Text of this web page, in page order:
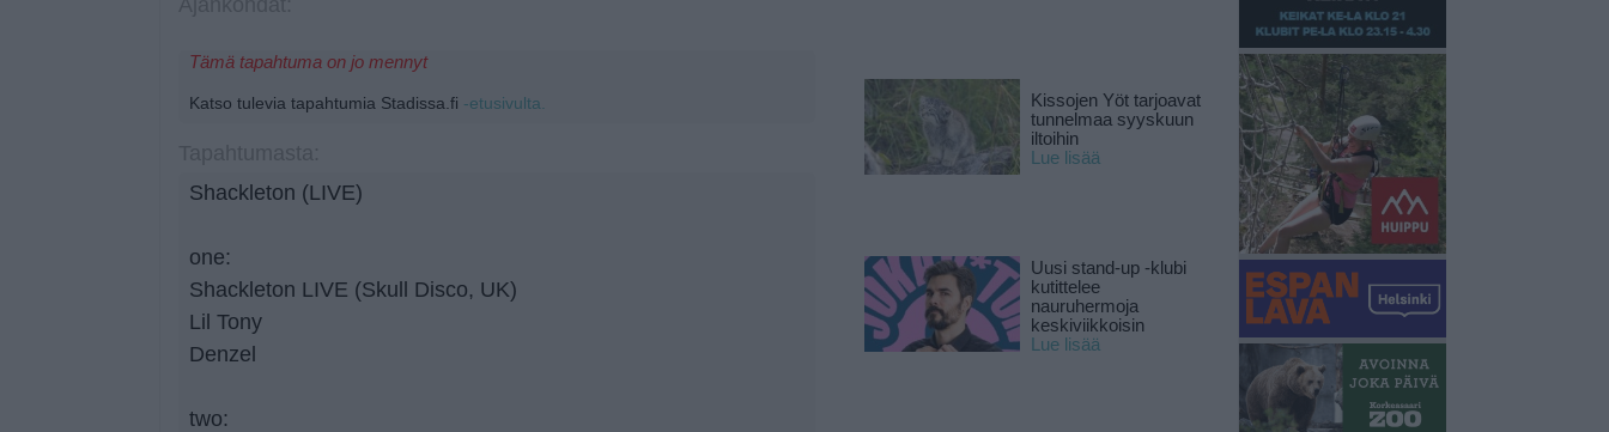
Tämä tapahtuma on jo mennyt
Katso tulevia tapahtumia Stadissa.fi -etusivulta.
Shackleton (LIVE)
one:
Shackleton LIVE (Skull Disco, UK)
Lil Tony
Denzel
two:
Kissojen Yöt tarjoavat
tunnelmaa syyskuun
iltoihin
Lue lisää
Uusi stand-up -klubi
kutittelee
nauruhermoja
keskiviikkoisin
Lue lisää